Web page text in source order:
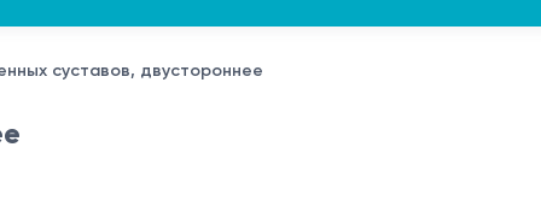
суставов, двустороннее